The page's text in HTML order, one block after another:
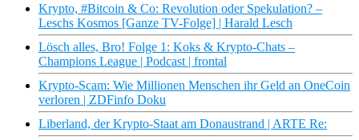
Krypto, #Bitcoin & Co: Revolution oder Spekulation? –
Leschs Kosmos [Ganze TV-Folge] | Harald Lesch
Lösch alles, Bro! Folge 1: Koks & Krypto-Chats –
Champions League | Podcast | frontal
Krypto-Scam: Wie Millionen Menschen ihr Geld an OneCoin
verloren | ZDFinfo Doku
Liberland, der Krypto-Staat am Donaustrand | ARTE Re: